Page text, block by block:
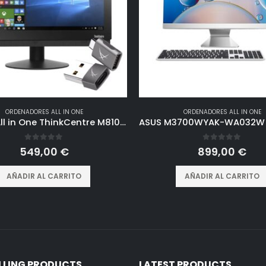
ORDENADORES ALL IN ONE
Lenovo All in One ThinkCentre M810Z 22″ FullHD | Intel Core i7-6700T | RAM 16GB | SSD 512GB | Cámara web HD Windows 11 Pro (Reacondicionado)
out of 5
549,00 €
AÑADIR AL CARRITO
ORDENADORES ALL IN ONE
out of 5
899,00 €
AÑADIR AL CARRITO